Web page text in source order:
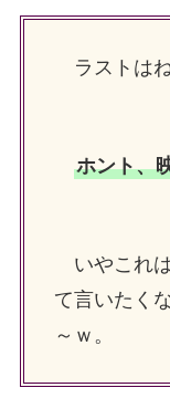
ラストは
ホント、
いやこれ
て言いたく
～ｗ。